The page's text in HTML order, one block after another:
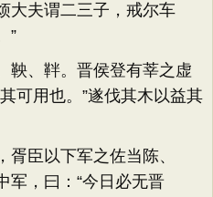
大夫谓二三子，戒尔车
”
、靽。晋侯登有莘之虚
可用也。”遂伐其木以益其
臣以下军之佐当陈、
军，曰：“今日必无晋